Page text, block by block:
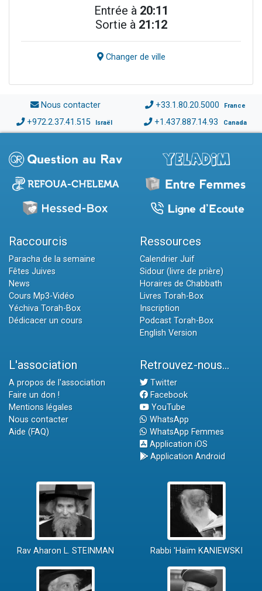
Entrée à 20:11
Sortie à 21:12
Changer de ville
Nous contacter +33.1.80.20.5000 France
+972.2.37.41.515 Israël +1.437.887.14.93 Canada
Raccourcis
Paracha de la semaine
Fêtes Juives
News
Cours Mp3-Vidéo
Yéchiva Torah-Box
Dédicacer un cours
Ressources
Calendrier Juif
Sidour (livre de prière)
Horaires de Chabbath
Livres Torah-Box
Inscription
Podcast Torah-Box
English Version
L'association
A propos de l'association
Faire un don !
Mentions légales
Nous contacter
Aide (FAQ)
Retrouvez-nous...
Twitter
Facebook
YouTube
WhatsApp
WhatsApp Femmes
Application iOS
Application Android
Rav Aharon L. STEINMAN Rabbi 'Haïm KANIEWSKI